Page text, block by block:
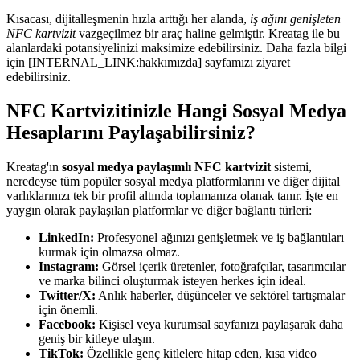
Kısacası, dijitalleşmenin hızla arttığı her alanda, iş ağını genişleten
NFC kartvizitvazgeçilmez bir araç haline gelmiştir. Kreatag ile bu
alanlardaki potansiyelinizi maksimize edebilirsiniz. Daha fazla bilgi
için [INTERNAL_LINK:hakkımızda] sayfamızı ziyaret
edebilirsiniz.
NFC Kartvizitinizle Hangi Sosyal Medya
Hesaplarını Paylaşabilirsiniz?
Kreatag'ın sosyal medya paylaşımlı NFC kartvizit sistemi,
neredeyse tüm popüler sosyal medya platformlarını ve diğer dijital
varlıklarınızı tek bir profil altında toplamanıza olanak tanır. İşte en
yaygın olarak paylaşılan platformlar ve diğer bağlantı türleri:
LinkedIn: Profesyonel ağınızı genişletmek ve iş bağlantıları
kurmak için olmazsa olmaz.
Instagram: Görsel içerik üretenler, fotoğrafçılar, tasarımcılar
ve marka bilinci oluşturmak isteyen herkes için ideal.
Twitter/X: Anlık haberler, düşünceler ve sektörel tartışmalar
için önemli.
Facebook: Kişisel veya kurumsal sayfanızı paylaşarak daha
geniş bir kitleye ulaşın.
TikTok: Özellikle genç kitlelere hitap eden, kısa video